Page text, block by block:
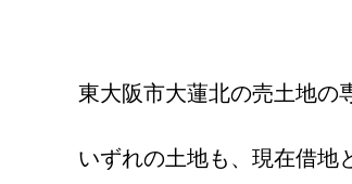
東大阪市大蓮北の売土地の
いずれの土地も、現在借地